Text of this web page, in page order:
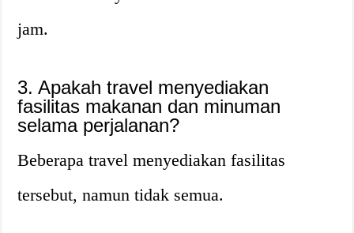
jam.
3. Apakah travel menyediakan
fasilitas makanan dan minuman
selama perjalanan?
Beberapa travel menyediakan fasilitas
tersebut, namun tidak semua.